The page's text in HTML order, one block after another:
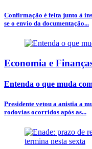
Confirmação é feita junto à
se o envio da documentação...
Economia e
Entenda o que muda
Presidente vetou a anistia a
rodovias ocorridos após as...